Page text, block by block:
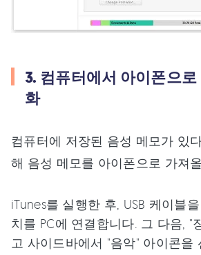
3. 컴퓨터에서 아이폰으
화
컴퓨터에 저장된 음성 메모가 있
해 음성 메모를 아이폰으로 가져
iTunes를 실행한 후, USB 케이블
치를 PC에 연결합니다. 그 다음, "
고 사이드바에서 "음악" 아이콘을